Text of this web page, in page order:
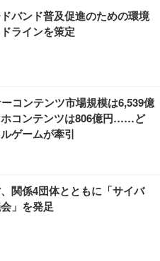
バンド普及促進のための環境
ラインを策定
コンテンツ市場規模は6,539億
コンテンツは806億円……ど
ゲームが牽引
関係4団体とともに「サイバ
」を発足